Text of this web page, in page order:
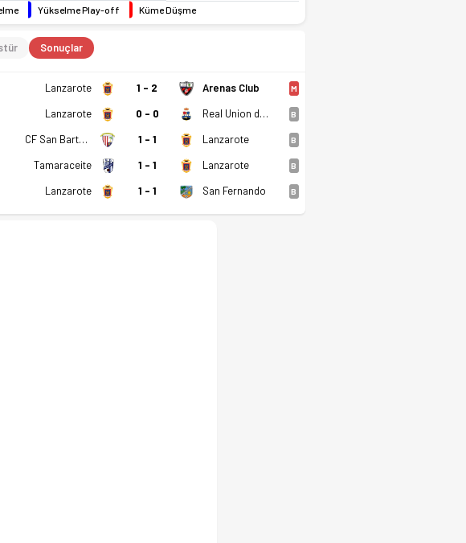
Yükselme Play-off Küme Düşme
Sonuçlar
Lanzarote 1 - 2 Arenas Club M
Lanzarote 0 - 0 Real Union de Tenerife Santa Cruz B
CF San Bartolome 1 - 1 Lanzarote B
Tamaraceite 1 - 1 Lanzarote B
Lanzarote 1 - 1 San Fernando B